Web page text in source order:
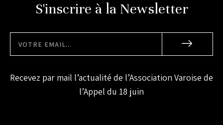
S'inscrire à la Newsletter
Recevez par mail l’actualité de l’Association Varoise de
l’Appel du 18 juin